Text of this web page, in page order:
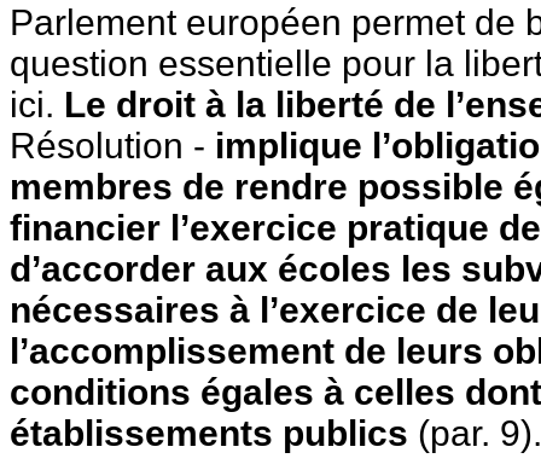
Parlement européen permet de
question essentielle pour la
ici. Le droit à la liberté de
Résolution - implique
membres de rendre possible
financier l’exercice pratique
d’accorder aux écoles les
nécessaires à l’exercice de
l’accomplissement de leurs
conditions égales à celles
établissements publics (par. 9).